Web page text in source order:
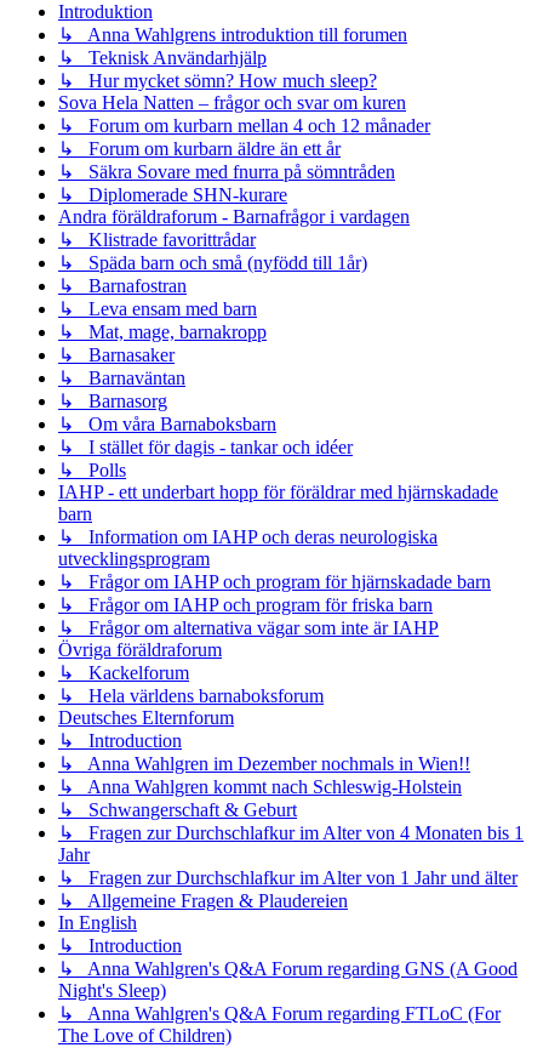
Introduktion
↳ Anna Wahlgrens introduktion till forumen
↳ Teknisk Användarhjälp
↳ Hur mycket sömn? How much sleep?
Sova Hela Natten – frågor och svar om kuren
↳ Forum om kurbarn mellan 4 och 12 månader
↳ Forum om kurbarn äldre än ett år
↳ Säkra Sovare med fnurra på sömntråden
↳ Diplomerade SHN-kurare
Andra föräldraforum - Barnafrågor i vardagen
↳ Klistrade favorittrådar
↳ Späda barn och små (nyfödd till 1år)
↳ Barnafostran
↳ Leva ensam med barn
↳ Mat, mage, barnakropp
↳ Barnasaker
↳ Barnaväntan
↳ Barnasorg
↳ Om våra Barnaboksbarn
↳ I stället för dagis - tankar och idéer
↳ Polls
IAHP - ett underbart hopp för föräldrar med hjärnskadade
barn
↳ Information om IAHP och deras neurologiska
utvecklingsprogram
↳ Frågor om IAHP och program för hjärnskadade barn
↳ Frågor om IAHP och program för friska barn
↳ Frågor om alternativa vägar som inte är IAHP
Övriga föräldraforum
↳ Kackelforum
↳ Hela världens barnaboksforum
Deutsches Elternforum
↳ Introduction
↳ Anna Wahlgren im Dezember nochmals in Wien!!
↳ Anna Wahlgren kommt nach Schleswig-Holstein
↳ Schwangerschaft & Geburt
↳ Fragen zur Durchschlafkur im Alter von 4 Monaten bis 1
Jahr
↳ Fragen zur Durchschlafkur im Alter von 1 Jahr und älter
↳ Allgemeine Fragen & Plaudereien
In English
↳ Introduction
↳ Anna Wahlgren's Q&A Forum regarding GNS (A Good
Night's Sleep)
↳ Anna Wahlgren's Q&A Forum regarding FTLoC (For
The Love of Children)